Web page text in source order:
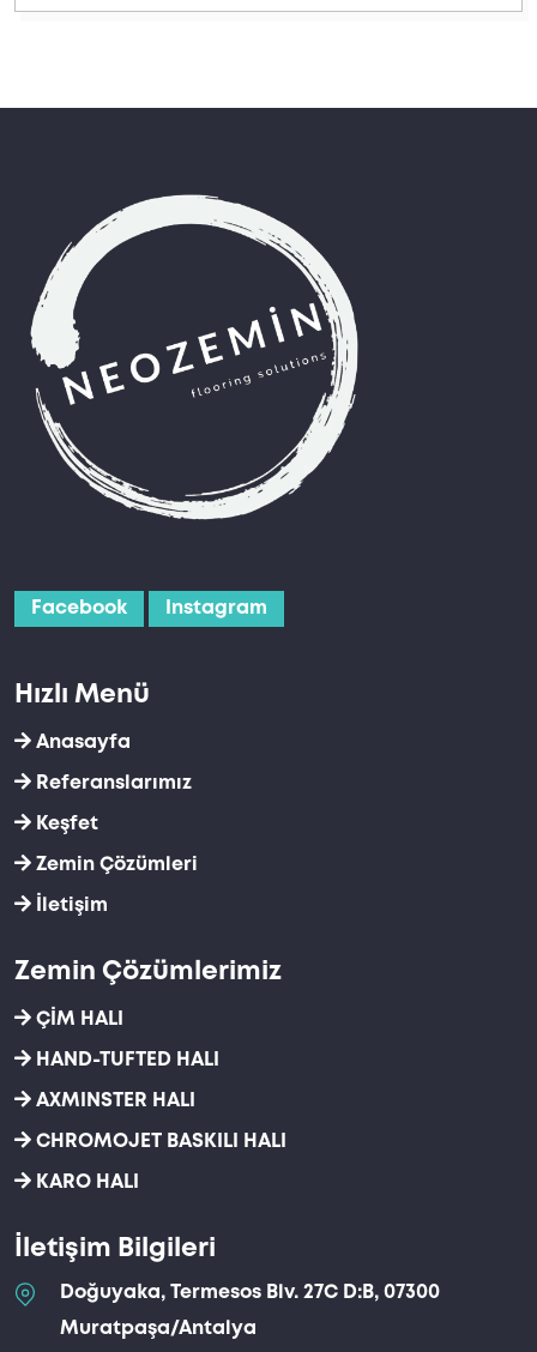
Facebook Instagram
Hızlı Menü
Anasayfa
Referanslarımız
Keşfet
Zemin Çözümleri
İletişim
Zemin Çözümlerimiz
ÇİM HALI
HAND-TUFTED HALI
AXMINSTER HALI
CHROMOJET BASKILI HALI
KARO HALI
İletişim Bilgileri
Doğuyaka, Termesos Blv. 27C D:B, 07300
Muratpaşa/Antalya